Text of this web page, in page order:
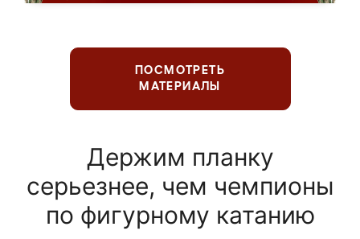
ПОСМОТРЕТЬ
МАТЕРИАЛЫ
Держим планку
серьезнее, чем чемпионы
по фигурному катанию